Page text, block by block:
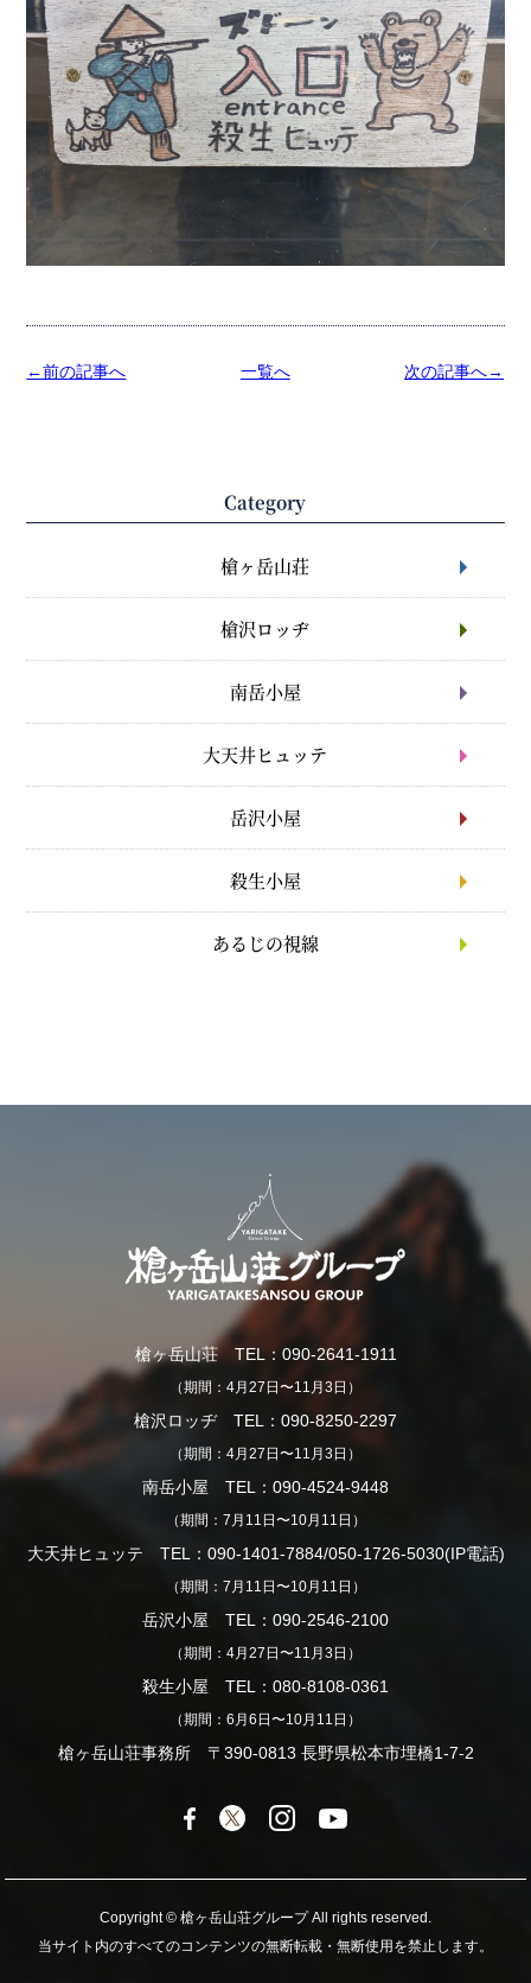
←前の記事へ 一覧へ 次の記事へ→
Category
槍ヶ岳山荘
槍沢ロッヂ
南岳小屋
大天井ヒュッテ
岳沢小屋
殺生小屋
あるじの視線
槍ヶ岳山荘 TEL：090-2641-1911
（期間：4月27日〜11月3日）
槍沢ロッヂ TEL：090-8250-2297
（期間：4月27日〜11月3日）
南岳小屋 TEL：090-4524-9448
（期間：7月11日〜10月11日）
大天井ヒュッテ TEL：090-1401-7884/050-1726-5030(IP電話)
（期間：7月11日〜10月11日）
岳沢小屋 TEL：090-2546-2100
（期間：4月27日〜11月3日）
殺生小屋 TEL：080-8108-0361
（期間：6月6日〜10月11日）
槍ヶ岳山荘事務所 〒390-0813 長野県松本市埋橋1-7-2
Copyright © 槍ヶ岳山荘グループ All rights reserved.
当サイト内のすべてのコンテンツの無断転載・無断使用を禁止します。